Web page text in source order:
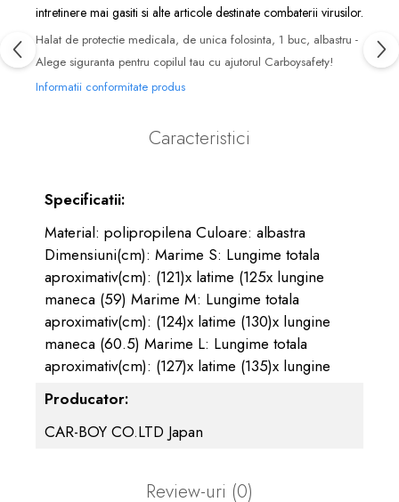
intretinere mai gasiti si alte articole destinate combaterii virusilor.
Halat de protectie medicala, de unica folosinta, 1 buc, albastru -
Alege siguranta pentru copilul tau cu ajutorul Carboysafety!
Informatii conformitate produs
Caracteristici
Specificatii:
Material: polipropilena Culoare: albastra
Dimensiuni(cm): Marime S: Lungime totala
aproximativ(cm): (121)x latime (125x lungine
maneca (59) Marime M: Lungime totala
aproximativ(cm): (124)x latime (130)x lungine
maneca (60.5) Marime L: Lungime totala
aproximativ(cm): (127)x latime (135)x lungine
Producator:
CAR-BOY CO.LTD Japan
Review-uri (0)